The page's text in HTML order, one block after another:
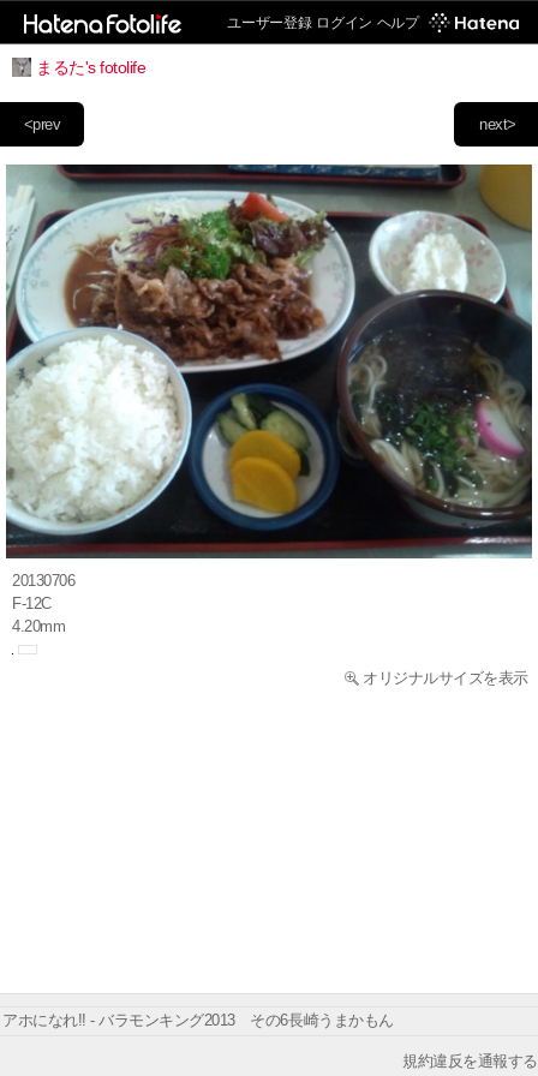
ユーザー登録 ログイン ヘルプ
まるた's fotolife
next>
<prev
20130706
F-12C
4.20mm
オリジナルサイズを表示
アホになれ!! - バラモンキング2013 その6長崎うまかもん
規約違反を通報する